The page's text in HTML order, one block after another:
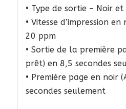
• Type de sortie – Noir
• Vitesse d’impression
20 ppm
• Sortie de la première
prêt) en 8,5 secondes
• Première page en noir
secondes seulement